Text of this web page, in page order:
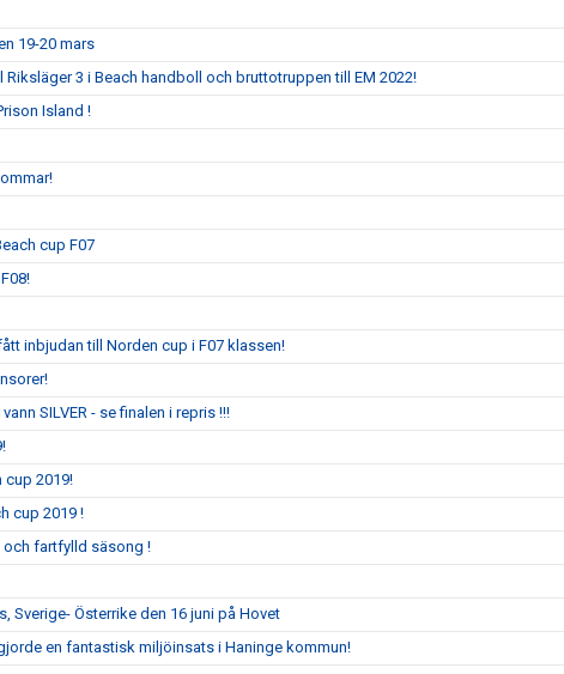
19-20 mars
Riksläger 3 i Beach handboll och bruttotruppen till EM 2022!
Island !
cup F07
inbjudan till Norden cup i F07 klassen!
SILVER - se finalen i repris !!!
cup 2019!
cup 2019 !
och fartfylld säsong !
Sverige- Österrike den 16 juni på Hovet
en fantastisk miljöinsats i Haninge kommun!